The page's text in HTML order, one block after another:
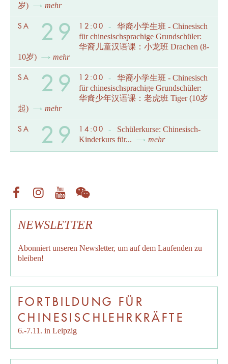
岁)
mehr
SA 29 12:00 -
华裔小学生班 - Chinesisch
für chinesischsprachige Grundschüler:
华裔儿童汉语课：小龙班 Drachen (8-
10岁)
mehr
SA 29 12:00 -
华裔小学生班 - Chinesisch
für chinesischsprachige Grundschüler:
华裔少年汉语课：老虎班 Tiger (10岁
起)
mehr
SA 29 14:00 -
Schülerkurse: Chinesisch-
Kinderkurs für...
mehr
NEWSLETTER
Abonniert unseren Newsletter, um auf dem Laufenden zu
bleiben!
FORTBILDUNG FÜR
CHINESISCHLEHRKRÄFTE
6.-7.11. in Leipzig